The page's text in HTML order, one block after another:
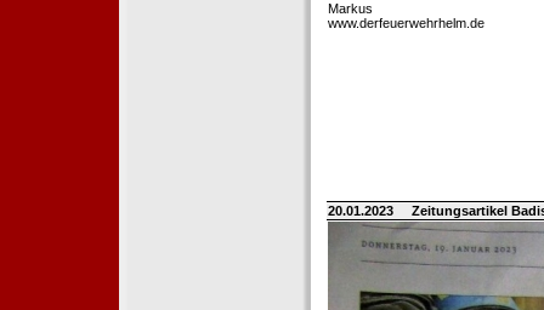
Markus
www.derfeuerwehrhelm.de
20.01.2023 Zeitungsartikel